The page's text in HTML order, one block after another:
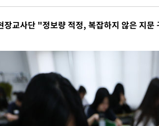
' 폭염 지속…강원동해안 최대 150㎜ 비
욕증시 상승 마감…S&P 0.6% 나스닥 1.3%↑
]與최고위원 제주·인천 순회경선…박선원·최민희·서
]與 대표 경선 제주·인천 당원투표…金 47.75%·鄭
인 "아틀레티코 이적 기뻐…등번호 7번 의미보단 팀 위해
]與 당대표 경선, 제주·인천 권리당원 투표 김민석 승리
35도 '무더위'…동해안 시간당 30㎜ '강한 비'[내일날
장교사단 "정보량 적정, 복잡하지 않은 지문